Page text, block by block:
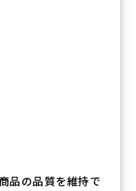
品の品質を維持で